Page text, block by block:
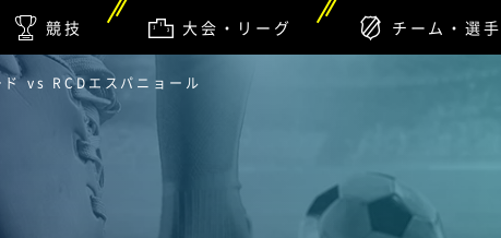
競技 大会・リーグ チーム・選手
ド vs RCDエスパニョール